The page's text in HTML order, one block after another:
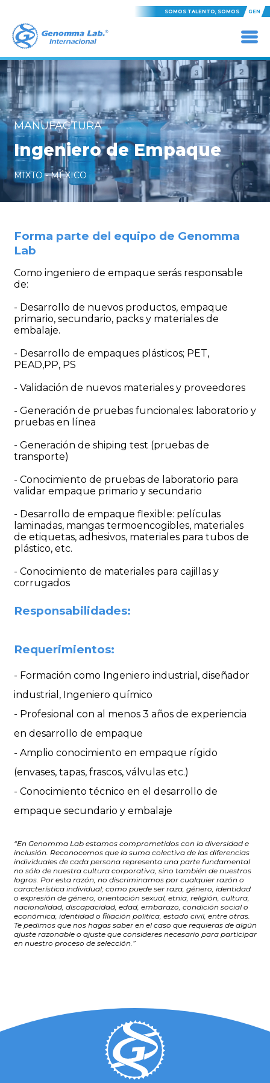
SOMOS TALENTO, SOMOS GEN
MANUFACTURA
Ingeniero de Empaque
MIXTO - MÉXICO
Forma parte del equipo de Genomma
Lab
Como ingeniero de empaque serás responsable
de:
- Desarrollo de nuevos productos, empaque
primario, secundario, packs y materiales de
embalaje.
- Desarrollo de empaques plásticos; PET,
PEAD,PP, PS
- Validación de nuevos materiales y proveedores
- Generación de pruebas funcionales: laboratorio y
pruebas en línea
- Generación de shiping test (pruebas de
transporte)
- Conocimiento de pruebas de laboratorio para
validar empaque primario y secundario
- Desarrollo de empaque flexible: películas
laminadas, mangas termoencogibles, materiales
de etiquetas, adhesivos, materiales para tubos de
plástico, etc.
- Conocimiento de materiales para cajillas y
corrugados
Responsabilidades:
Requerimientos:
- Formación como Ingeniero industrial, diseñador
industrial, Ingeniero químico
- Profesional con al menos 3 años de experiencia
en desarrollo de empaque
- Amplio conocimiento en empaque rígido
(envases, tapas, frascos, válvulas etc.)
- Conocimiento técnico en el desarrollo de
empaque secundario y embalaje
“En Genomma Lab estamos comprometidos con la diversidad e
inclusión. Reconocemos que la suma colectiva de las diferencias
individuales de cada persona representa una parte fundamental
no sólo de nuestra cultura corporativa, sino también de nuestros
logros. Por esta razón, no discriminamos por cualquier razón o
característica individual; como puede ser raza, género, identidad
o expresión de género, orientación sexual, etnia, religión, cultura,
nacionalidad, discapacidad, edad, embarazo, condición social o
económica, identidad o filiación política, estado civil, entre otras.
Te pedimos que nos hagas saber en el caso que requieras de algún
ajuste razonable o ajuste que consideres necesario para participar
en nuestro proceso de selección.”